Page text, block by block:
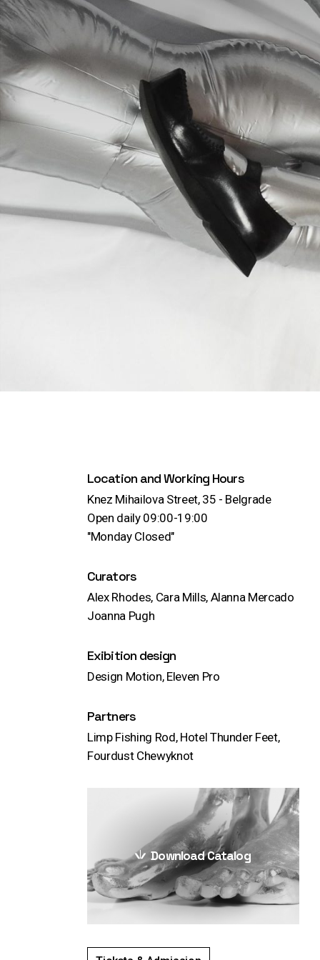
Working Hours
Contact Us
Location and Working Hours
Knez Mihailova Street, 35 - Belgrade
Open daily 09:00-19:00
"Monday Closed"
Curators
Alex Rhodes, Cara Mills, Alanna Mercado
Joanna Pugh
Exibition design
Design Motion, Eleven Pro
Partners
Limp Fishing Rod, Hotel Thunder Feet,
Fourdust Chewyknot
Download Catalog